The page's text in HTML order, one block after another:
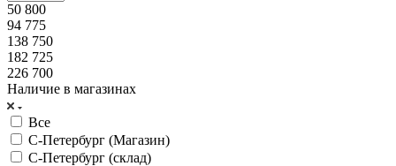
50 800
94 775
138 750
182 725
226 700
Наличие в магазинах
Все
С-Петербург (Магазин)
С-Петербург (склад)